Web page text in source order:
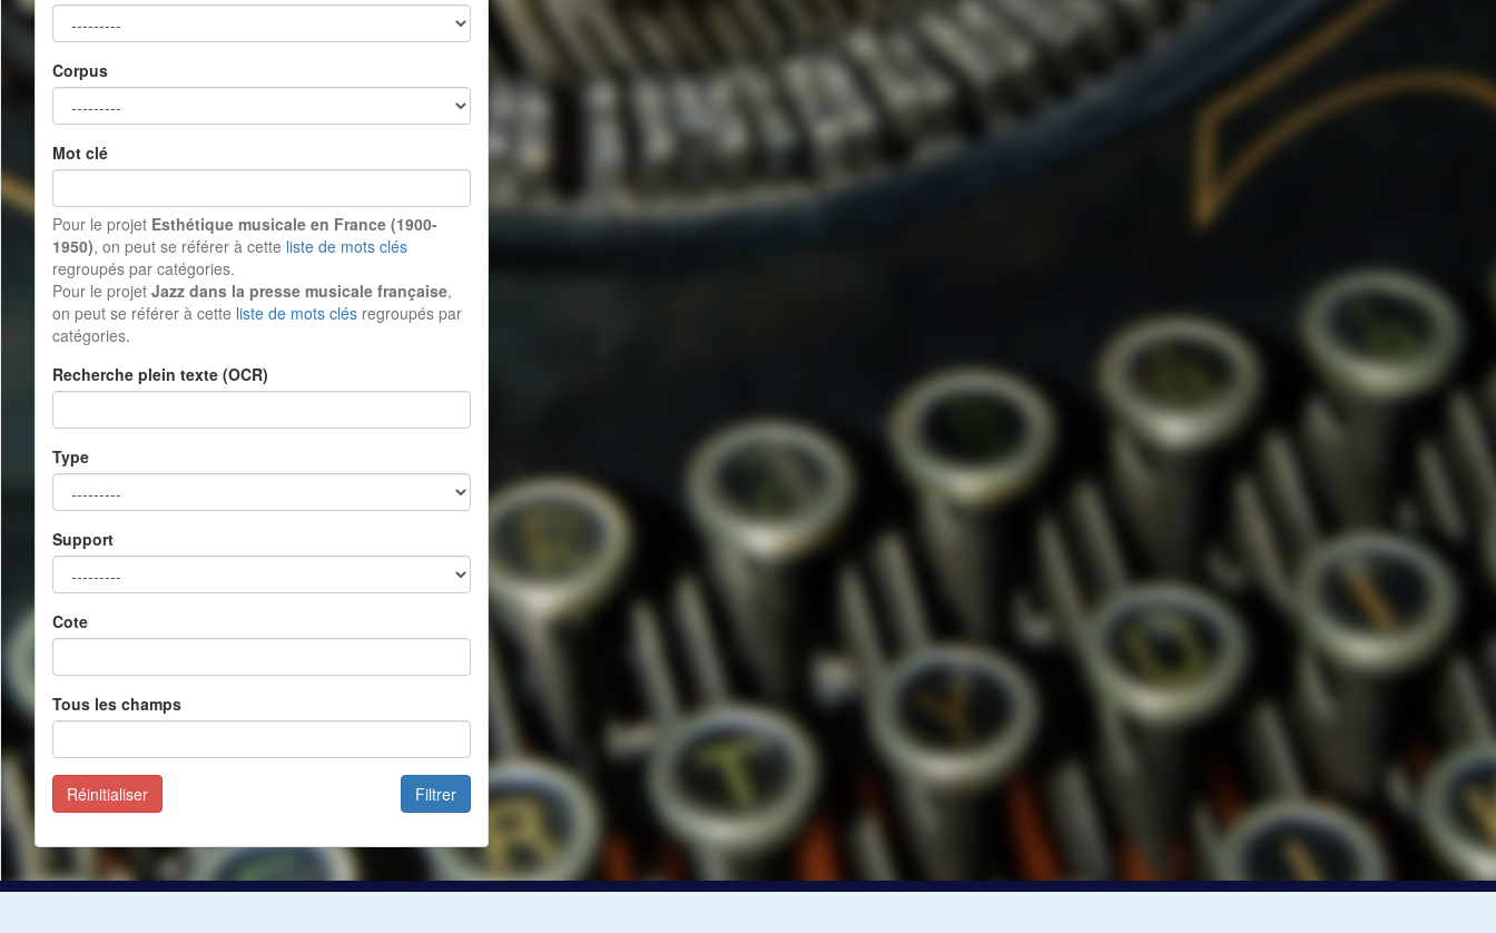
Corpus
Mot clé
Pour le projet Esthétique musicale en France (1900-
1950), on peut se référer à cette liste de mots clés
regroupés par catégories.
Pour le projet Jazz dans la presse musicale française,
on peut se référer à cette liste de mots clés regroupés par
catégories.
Recherche plein texte (OCR)
Type
Support
Cote
Tous les champs
Filtrer
Réinitialiser